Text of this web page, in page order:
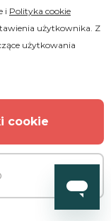
i Polityka cookie
użytkownika. Z
użytkowania
cookie